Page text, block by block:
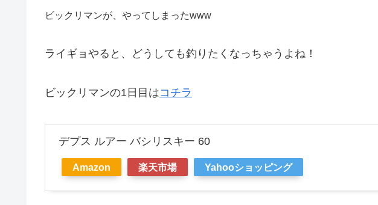
ビックリマンが、やってしまったwww
ライギョやると、どうしても釣りたくなっちゃうよね！
ビックリマンの1日目はコチラ
デプス ルアー バシリスキー 60
Amazon 楽天市場 Yahooショッピング